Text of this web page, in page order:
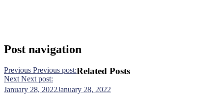
Post navigation
Previous Previous post:
Next Next post:
Related Posts
January 28, 2022January 28, 2022